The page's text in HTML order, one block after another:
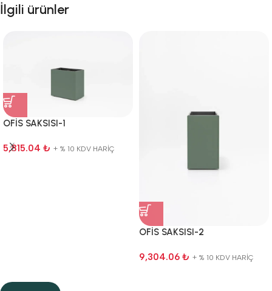
İlgili ürünler
OFİS SAKSISI-1
5,815.04 ₺ + % 10 KDV HARİÇ
OFİS SAKSISI-2
9,304.06 ₺ + % 10 KDV HARİÇ